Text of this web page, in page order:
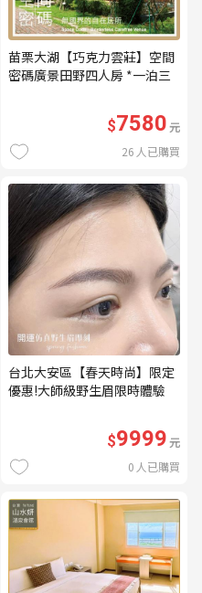
苗栗大湖【巧克力雲莊】空間
密碼廣景田野四人房 *一泊三
$7580元
26 人已購買
台北大安區【春天時尚】限定
優惠!大師級野生眉限時體驗
優惠券（無補色） (MO)
$9999元
0 人已購買